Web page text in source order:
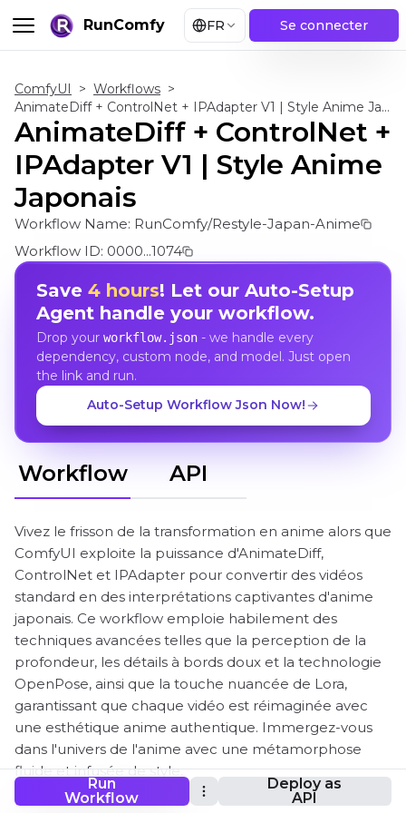
RunComfy FR Se connecter
Run
Workflow
Deploy as
API
ComfyUI > Workflows >
AnimateDiff + ControlNet + IPAdapter V1 | Style Anime Japonais
AnimateDiff + ControlNet +
IPAdapter V1 | Style Anime
Japonais
Workflow Name: RunComfy/Restyle-Japan-Anime
Workflow ID: 0000...1074
Save 4 hours! Let our Auto-Setup
Agent handle your workflow.
Drop your workflow.json- we handle every
dependency, custom node, and model. Just open
the link and run.
Auto-Setup Workflow Json Now!
Workflow API
Vivez le frisson de la transformation en anime alors que
ComfyUI exploite la puissance d'AnimateDiff,
ControlNet et IPAdapter pour convertir des vidéos
standard en des interprétations captivantes d'anime
japonais. Ce workflow emploie habilement des
techniques avancées telles que la perception de la
profondeur, les détails à bords doux et la technologie
OpenPose, ainsi que la touche nuancée de Lora,
garantissant que chaque vidéo est réimaginée avec
une esthétique anime authentique. Immergez-vous
dans l'univers de l'anime avec une métamorphose
fluide et infusée de style.